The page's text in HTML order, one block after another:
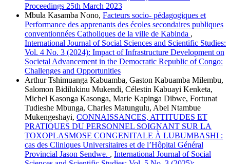
Proceedings 25th March 2023
Mbula Kasamba Nono, Facteurs socio- pédagogiques et
Performance des apprenants des écoles secondaires publiques
conventionnées Catholiques de la ville de Kabinda ,
International Journal of Social Sciences and Scientific Studies:
Vol. 4 No. 3 (2024): Impact of Infrastructure Development on
Societal Advancement in the Democratic Republic of Congo:
Challenges and Opportunities
Arthur Tshimuanga Kabuamba, Gaston Kabuamba Milembu,
Salomon Bidilukinu Mukendi, Célestin Kabuayi Kenketa,
Michel Kasonga Kasonga, Marie Kapinga Dibwe, Fortunat
Tudieshe Mbunga, Charles Matungulu, Abel Ntambue
Mukengeshayi, CONNAISSANCES, ATTITUDES ET
PRATIQUES DU PERSONNEL SOIGNANT SUR LA
TOXOPLASMOSE CONGENITALE À LUBUMBASHI :
cas des Cliniques Universitaires et de l’Hôpital Général
Provincial Jason Sendwe. , International Journal of Social